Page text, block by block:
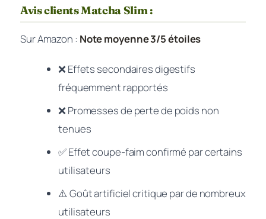
Avis clients Matcha Slim :
Sur Amazon : Note moyenne 3/5 étoiles
❌ Effets secondaires digestifs
fréquemment rapportés
❌ Promesses de perte de poids non
tenues
✅ Effet coupe-faim confirmé par certains
utilisateurs
⚠️ Goût artificiel critique par de nombreux
utilisateurs